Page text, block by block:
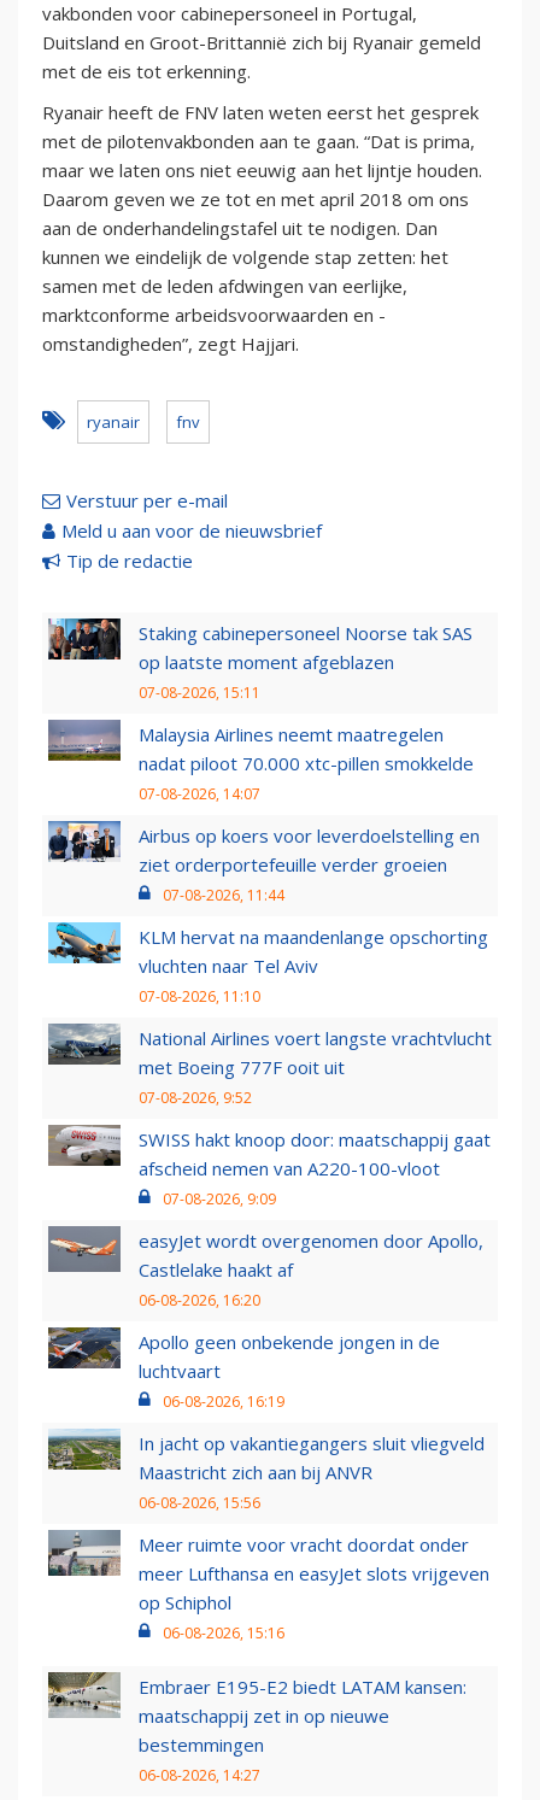
vakbonden voor cabinepersoneel in Portugal,
Duitsland en Groot-Brittannië zich bij Ryanair gemeld
met de eis tot erkenning.
Ryanair heeft de FNV laten weten eerst het gesprek
met de pilotenvakbonden aan te gaan. “Dat is prima,
maar we laten ons niet eeuwig aan het lijntje houden.
Daarom geven we ze tot en met april 2018 om ons
aan de onderhandelingstafel uit te nodigen. Dan
kunnen we eindelijk de volgende stap zetten: het
samen met de leden afdwingen van eerlijke,
marktconforme arbeidsvoorwaarden en -
omstandigheden”, zegt Hajjari.
ryanair fnv
Verstuur per e-mail
Meld u aan voor de nieuwsbrief
Tip de redactie
Staking cabinepersoneel Noorse tak SAS
op laatste moment afgeblazen
07-08-2026, 15:11
Malaysia Airlines neemt maatregelen
nadat piloot 70.000 xtc-pillen smokkelde
07-08-2026, 14:07
Airbus op koers voor leverdoelstelling en
ziet orderportefeuille verder groeien
07-08-2026, 11:44
KLM hervat na maandenlange opschorting
vluchten naar Tel Aviv
07-08-2026, 11:10
National Airlines voert langste vrachtvlucht
met Boeing 777F ooit uit
07-08-2026, 9:52
SWISS hakt knoop door: maatschappij gaat
afscheid nemen van A220-100-vloot
07-08-2026, 9:09
easyJet wordt overgenomen door Apollo,
Castlelake haakt af
06-08-2026, 16:20
Apollo geen onbekende jongen in de
luchtvaart
06-08-2026, 16:19
In jacht op vakantiegangers sluit vliegveld
Maastricht zich aan bij ANVR
06-08-2026, 15:56
Meer ruimte voor vracht doordat onder
meer Lufthansa en easyJet slots vrijgeven
op Schiphol
06-08-2026, 15:16
Embraer E195-E2 biedt LATAM kansen:
maatschappij zet in op nieuwe
bestemmingen
06-08-2026, 14:27